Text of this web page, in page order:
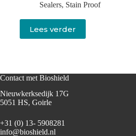
Sealers, Stain Proof
Lees verder
Contact met Bioshield
Nieuwkerksedijk 17G
5051 HS, Goirle
+31 (0) 13- 5908281
info@bioshield.nl